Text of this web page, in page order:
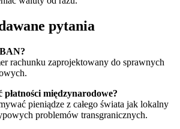
pytania
rachunku zaprojektowany do sprawnych
międzynarodowe?
pieniądze z całego świata jak lokalny
problemów transgranicznych.